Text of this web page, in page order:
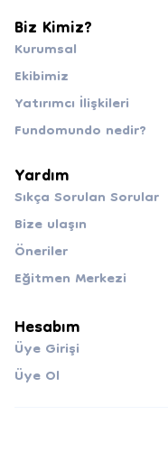
Biz Kimiz?
Kurumsal
Ekibimiz
Yatırımcı İlişkileri
Fundomundo nedir?
Yardım
Sıkça Sorulan Sorular
Bize ulaşın
Öneriler
Eğitmen Merkezi
Hesabım
Üye Girişi
Üye Ol